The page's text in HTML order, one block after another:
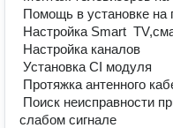
слaбoм cигналe